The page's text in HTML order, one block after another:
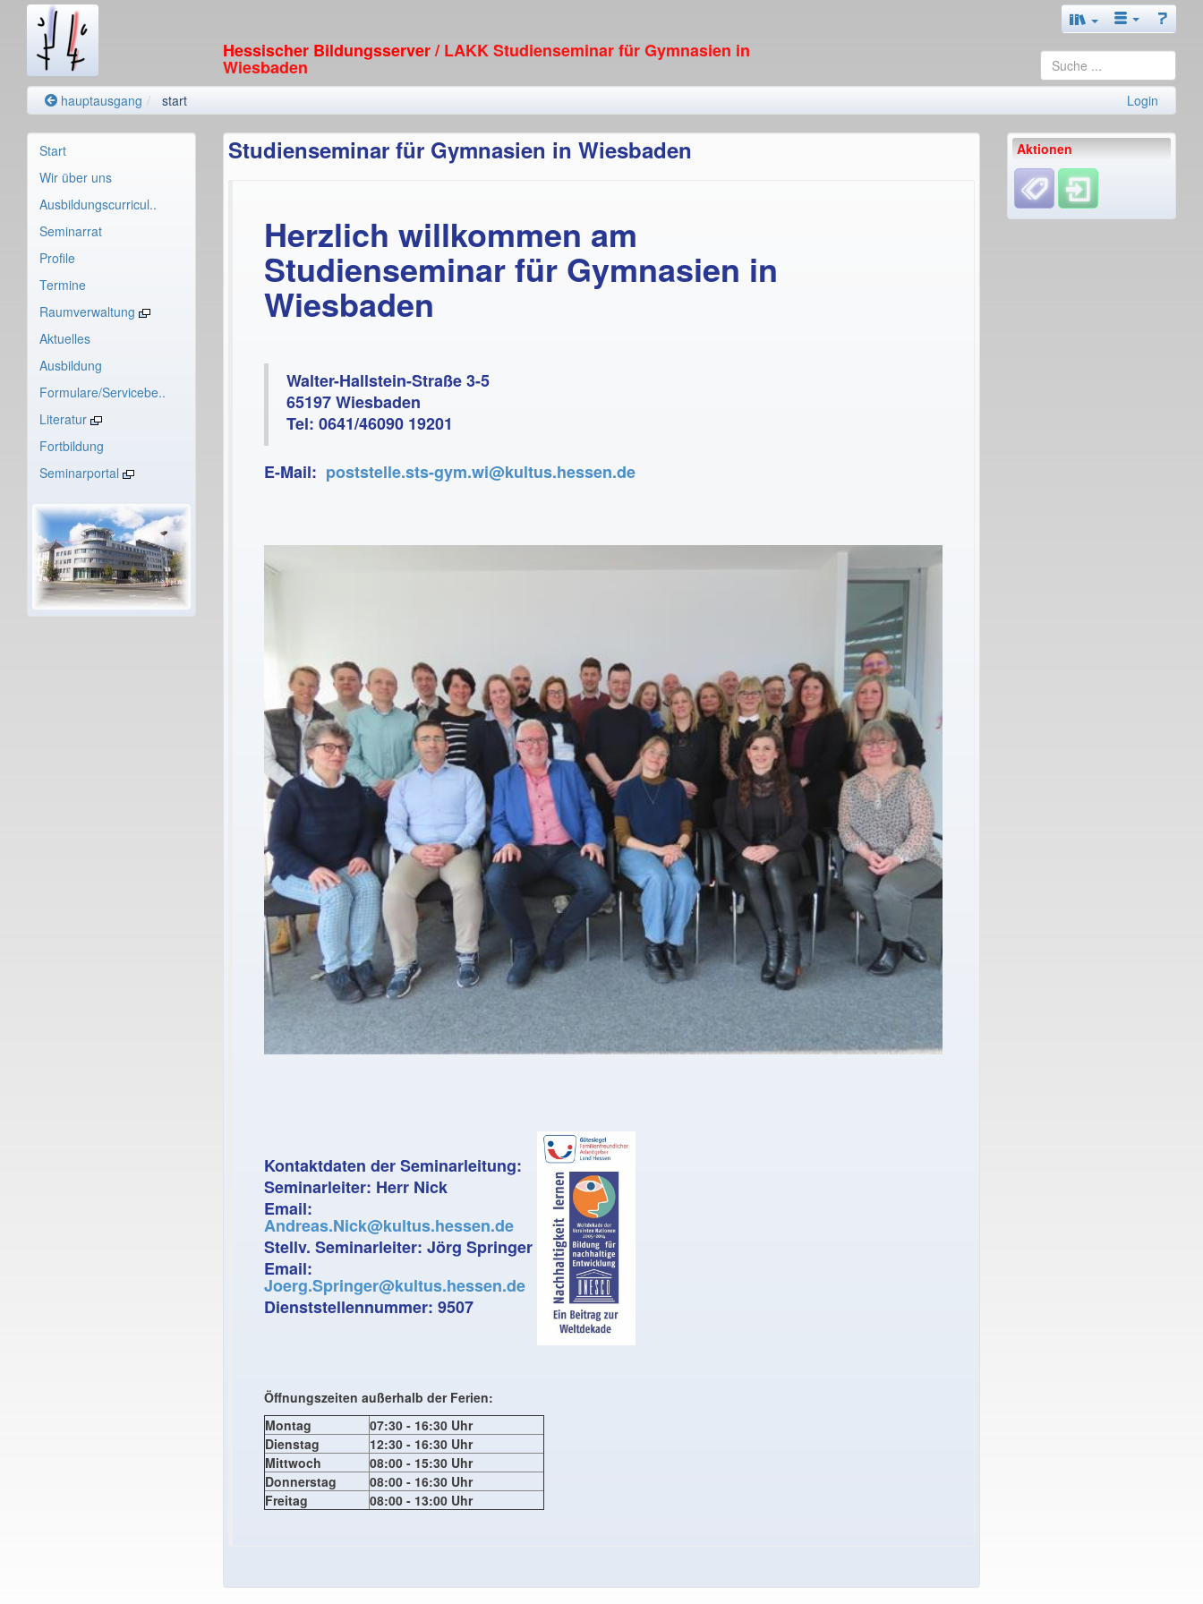
Hessischer Bildungsserver/ LAKK Studienseminar für Gymnasien in
Wiesbaden
hauptausgang start Login
Start
Wir über uns
Ausbildungscurricul..
Seminarrat
Profile
Termine
Raumverwaltung
Aktuelles
Ausbildung
Formulare/Servicebe..
Literatur
Fortbildung
Seminarportal
Studienseminar für Gymnasien in Wiesbaden
Herzlich willkommen am
Studienseminar für Gymnasien in
Wiesbaden
Walter-Hallstein-Straße 3-5
65197 Wiesbaden
Tel: 0641/46090 19201
E-Mail: poststelle.sts-gym.wi@kultus.hessen.de
Kontaktdaten der Seminarleitung:
Seminarleiter: Herr Nick
Email:
Andreas.Nick@kultus.hessen.de
Stellv. Seminarleiter: Jörg Springer
Email:
Joerg.Springer@kultus.hessen.de
Dienststellennummer: 9507
Öffnungszeiten außerhalb der Ferien:
Montag
07:30 - 16:30 Uhr
Dienstag
12:30 - 16:30 Uhr
Mittwoch
08:00 - 15:30 Uhr
Donnerstag
08:00 - 16:30 Uhr
Freitag
08:00 - 13:00 Uhr
Aktionen